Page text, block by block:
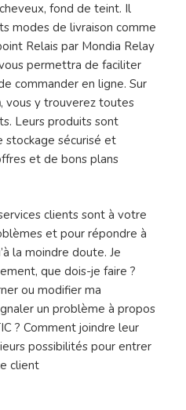
fond de teint. Il
modes de livraison comme
Relais par Mondia Relay
permettra de faciliter
commander en ligne. Sur
, vous y trouverez toutes
Leurs produits sont
stockage sécurisé et
et de bons plans
clients sont à votre
et pour répondre à
la moindre doute. Je
que dois-je faire ?
ou modifier ma
un problème à propos
? Comment joindre leur
possibilités pour entrer
client